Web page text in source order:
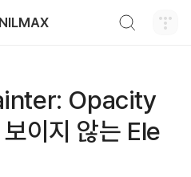
Opacity
이지 않는 Ele